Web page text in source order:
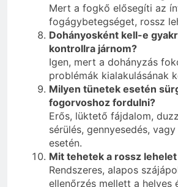
Mert a fogkő elősegíti az
fogágybetegséget, rossz
Dohányosként kell-e
kontrollra járnom?
Igen, mert a dohányzás
problémák kialakulásának
Milyen tünetek esetén
fogorvoshoz fordulni?
Erős, lüktető fájdalom,
sérülés, gennyesedés,
esetén.
Mit tehetek a rossz
Rendszeres, alapos
ellenőrzés mellett a helyes